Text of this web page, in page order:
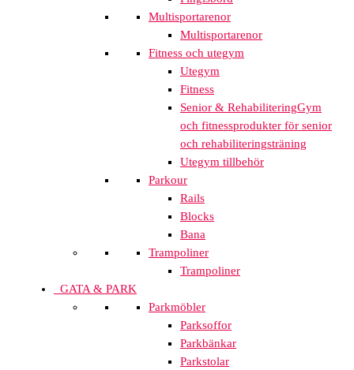
Multisportarenor
Multisportarenor
Fitness och utegym
Utegym
Fitness
Senior & RehabiliteringGym
och fitnessprodukter för senior
och rehabiliteringsträning
Utegym tillbehör
Parkour
Rails
Blocks
Bana
Trampoliner
Trampoliner
GATA & PARK
Parkmöbler
Parksoffor
Parkbänkar
Parkstolar